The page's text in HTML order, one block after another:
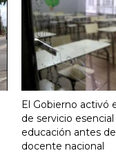
El Gobierno activó
de servicio esencial
educación antes
docente nacional